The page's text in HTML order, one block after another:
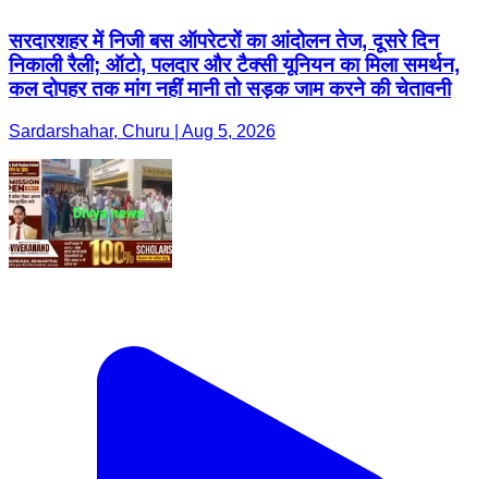
सरदारशहर में निजी बस ऑपरेटरों का आंदोलन तेज, दूसरे दिन
निकाली रैली; ऑटो, पलदार और टैक्सी यूनियन का मिला समर्थन,
कल दोपहर तक मांग नहीं मानी तो सड़क जाम करने की चेतावनी
Sardarshahar, Churu | Aug 5, 2026